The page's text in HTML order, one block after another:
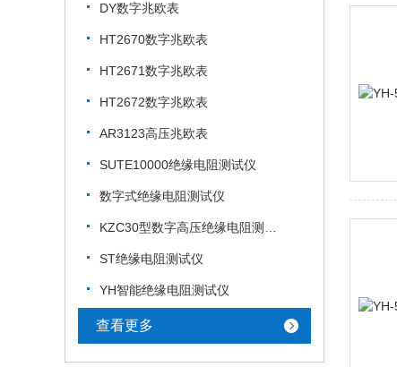
DY数字兆欧表
HT2670数字兆欧表
HT2671数字兆欧表
HT2672数字兆欧表
AR3123高压兆欧表
SUTE10000绝缘电阻测试仪
数字式绝缘电阻测试仪
ST绝缘电阻测试仪
YH智能绝缘电阻测试仪
查看更多